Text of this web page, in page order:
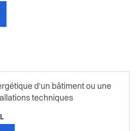
d'un bâtiment ou une
techniques